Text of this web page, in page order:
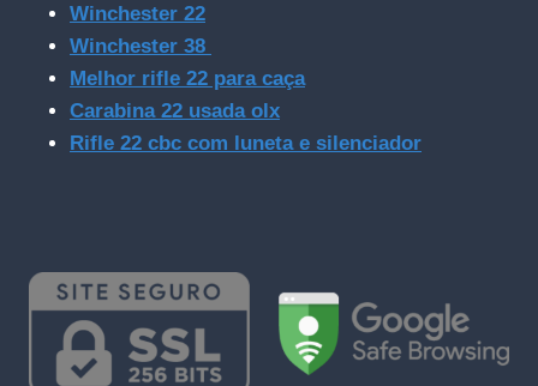
Winchester 22
Winchester 38
Melhor rifle 22 para caça
Carabina 22 usada olx
Rifle 22 cbc com luneta e silenciador